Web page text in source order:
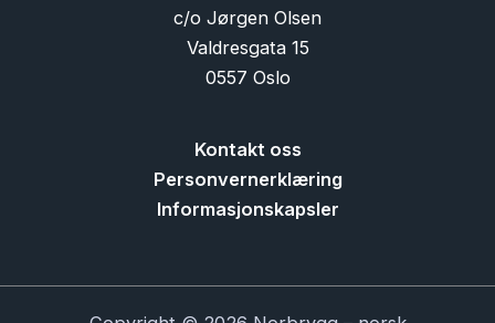
c/o Jørgen Olsen
Valdresgata 15
0557 Oslo
Kontakt oss
Personvernerklæring
Informasjonskapsler